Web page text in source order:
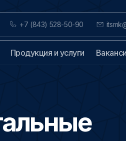
+7 (843) 528-50-90
Продукция и услуги